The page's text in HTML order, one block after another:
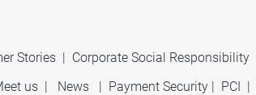
Stories | Corporate Social Responsibility
us | News | Payment Security | PCI |